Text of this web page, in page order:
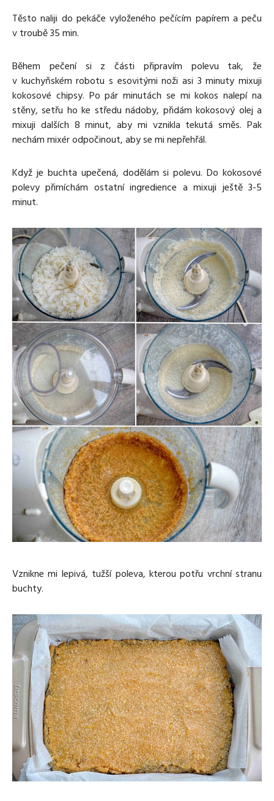
Těsto naliji do pekáče vyloženého pečícím papírem a peču
v troubě 35 min.
Během pečení si z části připravím polevu tak, že
v kuchyňském robotu s esovitými noži asi 3 minuty mixuji
kokosové chipsy. Po pár minutách se mi kokos nalepí na
stěny, setřu ho ke středu nádoby, přidám kokosový olej a
mixuji dalších 8 minut, aby mi vznikla tekutá směs. Pak
nechám mixér odpočinout, aby se mi nepřehřál.
Když je buchta upečená, dodělám si polevu. Do kokosové
polevy přimíchám ostatní ingredience a mixuji ještě 3-5
minut.
Vznikne mi lepivá, tužší poleva, kterou potřu vrchní stranu
buchty.